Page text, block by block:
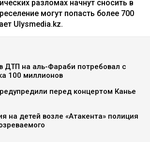
разломах начнут сносить в
могут попасть более 700
Ulysmedia.kz.
ДТП на аль-Фараби потребовал с
100 миллионов
перед концертом Канье
на детей возле «Атакента» полиция